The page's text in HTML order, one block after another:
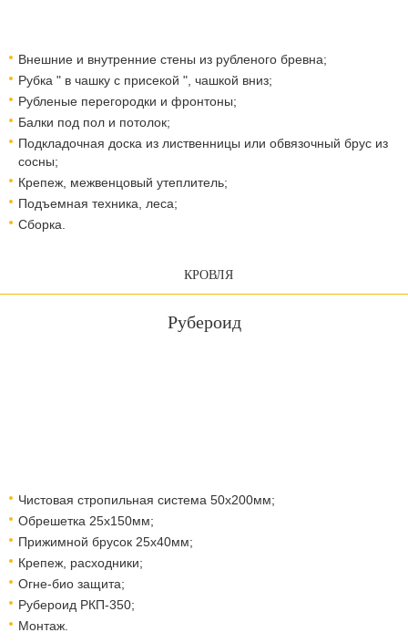
Внешние и внутренние стены из рубленого бревна;
Рубка " в чашку с присекой ", чашкой вниз;
Рубленые перегородки и фронтоны;
Балки под пол и потолок;
Подкладочная доска из лиственницы или обвязочный брус из
сосны;
Крепеж, межвенцовый утеплитель;
Подъемная техника, леса;
Сборка.
КРОВЛЯ
Рубероид
Чистовая стропильная система 50х200мм;
Обрешетка 25х150мм;
Прижимной брусок 25х40мм;
Крепеж, расходники;
Огне-био защита;
Рубероид РКП-350;
Монтаж.